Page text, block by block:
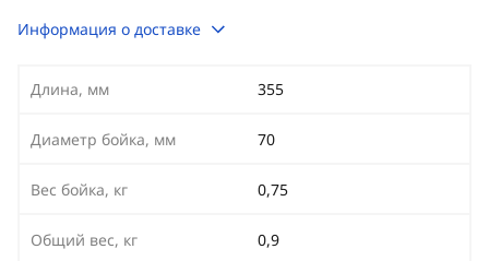
Информация о доставке
Длина, мм 355
Диаметр бойка, мм 70
Вес бойка, кг 0,75
Общий вес, кг 0,9